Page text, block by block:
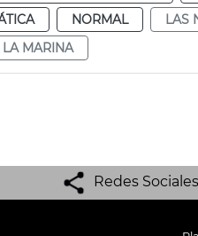
NORMAL LAS
LA MARINA
Redes Sociales